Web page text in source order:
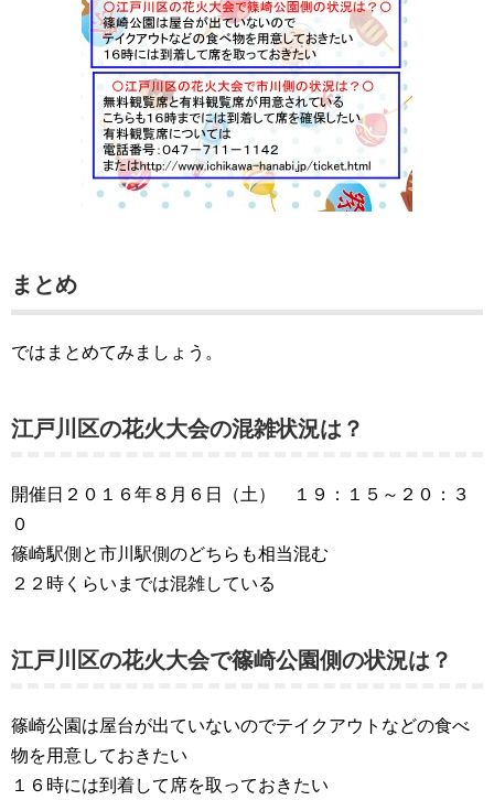
まとめ
ではまとめてみましょう。
江戸川区の花火大会の混雑状況は？
開催日２０１６年８月６日（土） １９：１５～２０：３
０
篠崎駅側と市川駅側のどちらも相当混む
２２時くらいまでは混雑している
江戸川区の花火大会で篠崎公園側の状況は？
篠崎公園は屋台が出ていないのでテイクアウトなどの食べ
物を用意しておきたい
１６時には到着して席を取っておきたい